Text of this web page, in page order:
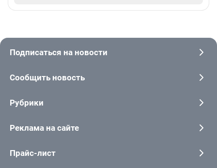
Подписаться на новости
Сообщить новость
Рубрики
Реклама на сайте
Прайс-лист